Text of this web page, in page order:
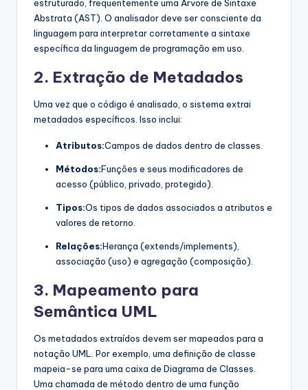
estruturado, frequentemente uma Árvore de Sintaxe
Abstrata (AST). O analisador deve ser consciente da
linguagem para interpretar corretamente a sintaxe
específica da linguagem de programação em uso.
2. Extração de Metadados
Uma vez que o código é analisado, o sistema extrai
metadados específicos. Isso inclui:
Atributos:Campos de dados dentro de classes.
Métodos:Funções e seus modificadores de
acesso (público, privado, protegido).
Tipos:Os tipos de dados associados a atributos e
valores de retorno.
Relações:Herança (extends/implements),
associação (uso) e agregação (composição).
3. Mapeamento para
Semântica UML
Os metadados extraídos devem ser mapeados para a
notação UML. Por exemplo, uma definição de classe
mapeia-se para uma caixa de Diagrama de Classes.
Uma chamada de método dentro de uma função